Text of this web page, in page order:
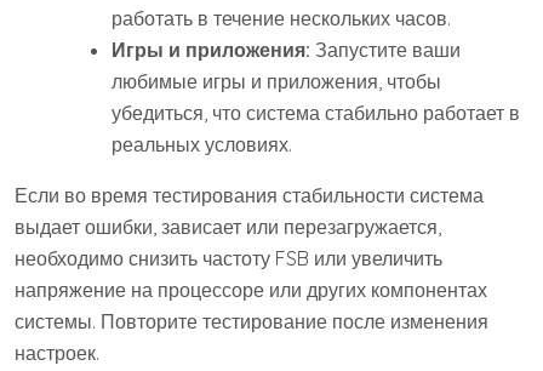
работать в течение нескольких часов.
Игры и приложения: Запустите ваши
любимые игры и приложения, чтобы
убедиться, что система стабильно работает в
реальных условиях.
Если во время тестирования стабильности система
выдает ошибки, зависает или перезагружается,
необходимо снизить частоту FSB или увеличить
напряжение на процессоре или других компонентах
системы. Повторите тестирование после изменения
настроек.